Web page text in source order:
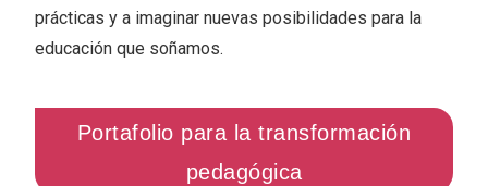
prácticas y a imaginar nuevas posibilidades para la
educación que soñamos.
Portafolio para la transformación
pedagógica